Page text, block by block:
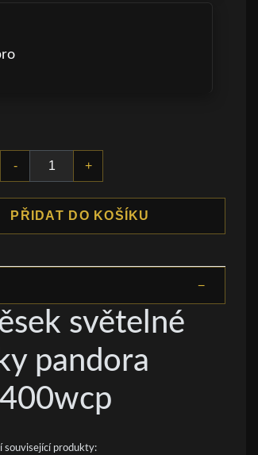
- +
PŘIDAT DO KOŠÍKU
světelné
pandora
související produkty: